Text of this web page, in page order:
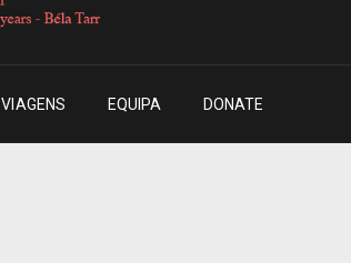
VIAGENS EQUIPA DONATE